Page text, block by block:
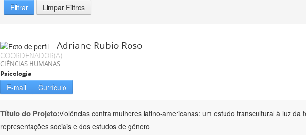
Filtrar Limpar Filtros
Adriane Rubio Roso
COORDENADOR(A)
CIÊNCIAS HUMANAS
Psicologia
E-mail Currículo
Título do Projeto:violências contra mulheres latino-americanas: um estudo transcultural à luz da
representações sociais e dos estudos de gênero